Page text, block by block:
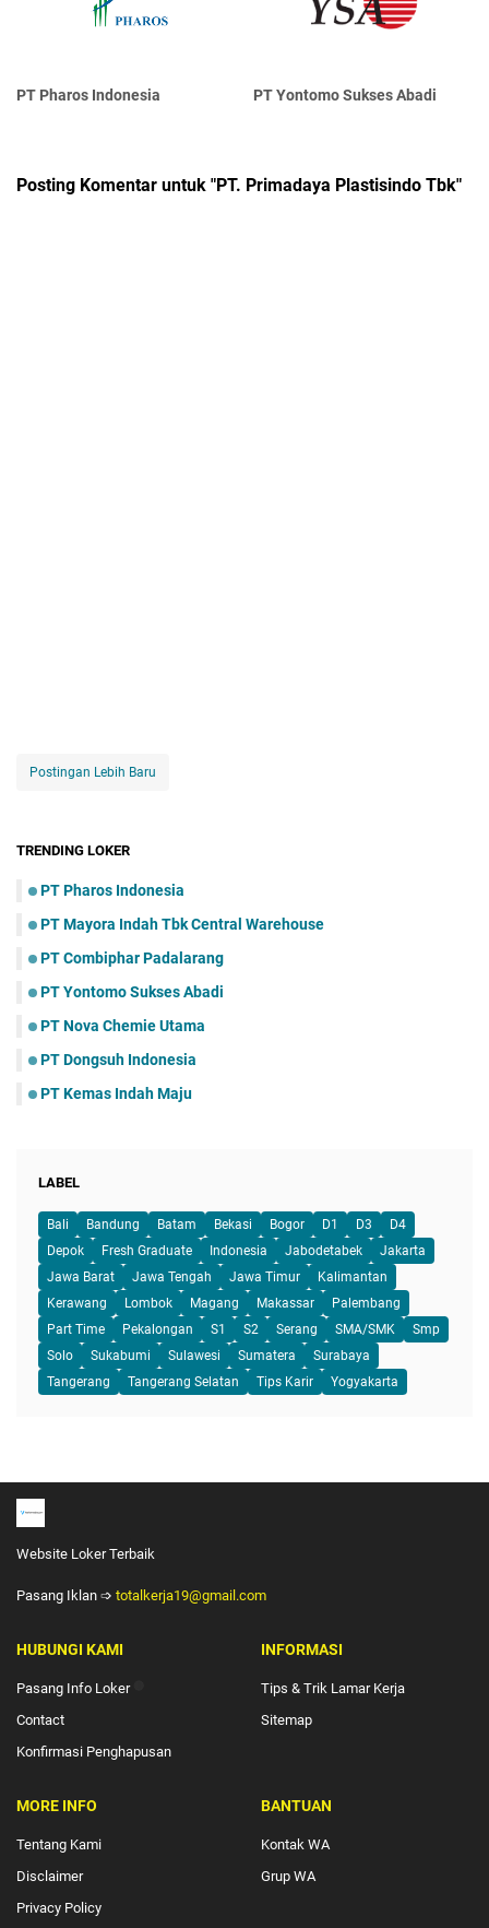
PT Pharos Indonesia PT Yontomo Sukses Abadi
Posting Komentar untuk "PT. Primadaya Plastisindo Tbk"
Postingan Lebih Baru
TRENDING LOKER
PT Pharos Indonesia
PT Mayora Indаh Tbk Central Warehouse
PT Combiphar Padalarang
PT Yontomo Sukses Abadi
PT Nova Chemie Utama
PT Dongsuh Indonesia
PT Kemas Indah Maju
LABEL
Bali Bandung Batam Bekasi Bogor D1 D3
D4
Depok
Fresh Graduate Indonesia Jabodetabek
Jakarta
Jawa Barat
Jawa Tengah Jawa Timur
Kalimantan
Kerawang
Lombok Magang Makassar
Palembang
Part Time
Pekalongan S1 S2 Serang SMA/SMK
Smp
Solo
Sukabumi Sulawesi Sumatera
Surabaya
Tangerang
Tangerang Selatan Tips Karir Yogyakarta
Website Loker Terbaik
Pasang Iklan ➩ totalkerja19@gmail.com
HUBUNGI KAMI
Pasang Info Loker
Contact
Konfirmasi Penghapusan
INFORMASI
Tips & Trik Lamar Kerja
Sitemap
MORE INFO
Tentang Kami
Disclaimer
Privacy Policy
BANTUAN
Kontak WA
Grup WA